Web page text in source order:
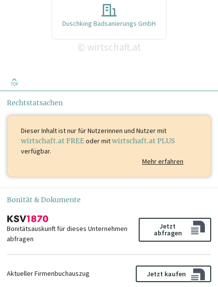
Duschking Badsanierungs GmbH
© wirtschaft.at
TOP
Rechtstatsachen
Dieser Inhalt istnur für Nutzerinnen und Nutzer mit
wirtschaft.at FREEoder mitwirtschaft.at PLUS
verfügbar.
Mehr erfahren
Bonität & Dokumente
Bonitätsauskunft für dieses Unternehmen
abfragen
Jetzt
abfragen
Aktueller Firmenbuchauszug Jetzt kaufen